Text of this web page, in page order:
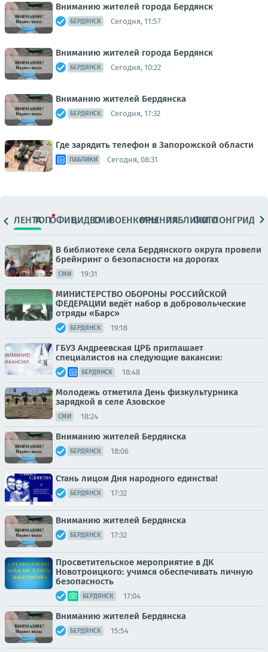
Вниманию жителей города Бердянск
БЕРДЯНСК Сегодня, 11:57
Вниманию жителей города Бердянск
БЕРДЯНСК Сегодня, 10:22
Вниманию жителей Бердянска
БЕРДЯНСК Сегодня, 17:32
Где зарядить телефон в Запорожской области
ПАБЛИКИ Сегодня, 08:31
ЛЕНТАТОПОФИЦ.ВИДЕОСМИВОЕНКОРЫМНЕНИЯПАБЛИКИ
ФОТОЛОНГРИДЫ
В библиотеке села Бердянского округа провели
брейнринг о безопасности на дорогах
СМИ 19:31
МИНИСТЕРСТВО ОБОРОНЫ РОССИЙСКОЙ
ФЕДЕРАЦИИ ведёт набор в добровольческие
отряды «Барс»
БЕРДЯНСК 19:18
ГБУЗ Андреевская ЦРБ приглашает
специалистов на следующие вакансии:
БЕРДЯНСК 18:48
Молодежь отметила День физкультурника
зарядкой в селе Азовское
СМИ 18:24
Вниманию жителей Бердянска
БЕРДЯНСК 18:06
Стань лицом Дня народного единства!
БЕРДЯНСК 17:32
Вниманию жителей Бердянска
БЕРДЯНСК 17:32
Просветительское мероприятие в ДК
Новотроицкого: учимся обеспечивать личную
безопасность
БЕРДЯНСК 17:04
Вниманию жителей Бердянска
БЕРДЯНСК 15:54